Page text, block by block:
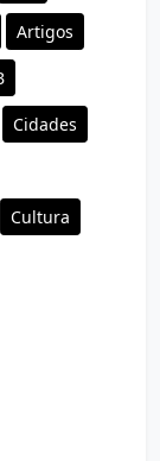
Artigos
Cidades
Cultura